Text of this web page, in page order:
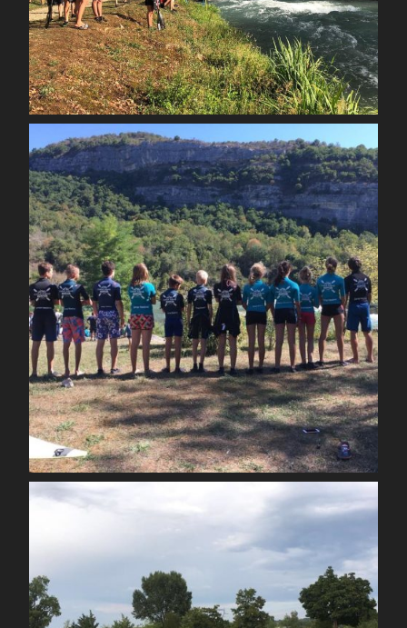
Sep 3
spcoccanoekayakduloup
Août 30